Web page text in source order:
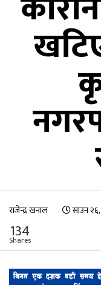
राजेन्द्र खनाल साउन
134
Shares